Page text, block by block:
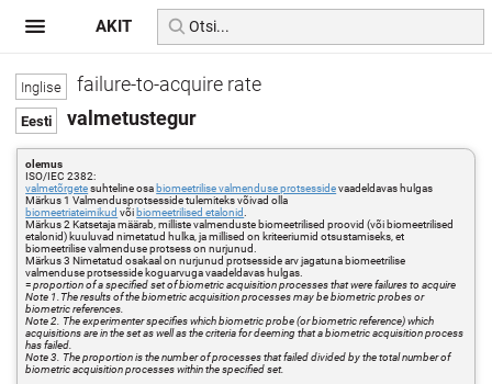
failure-to-acquire rate
valmetustegur
olemus
ISO/IEC 2382:
valmetõrgetesuhteline osa biomeetrilise valmenduse protsessidevaadeldavas hulgas
Märkus 1 Valmendusprotsesside tulemiteks võivad olla
biomeetriateimikud või biomeetrilised etalonid
Märkus 2 Katsetaja määrab, milliste valmenduste biomeetrilised proovid (või biomeetrilised
etalonid) kuuluvad nimetatud hulka, ja millised on kriteeriumid otsustamiseks, et
biomeetrilise valmenduse protsess on nurjunud.
Märkus 3 Nimetatud osakaal on nurjunud protsesside arv jagatuna biomeetrilise
valmenduse protsesside koguarvuga vaadeldavas hulgas.
=proportion of a specified set of biometric acquisition processes that were failures to acquire
Note 1.The results of the biometric acquisition processes may be biometric probes or
biometric references.
Note 2. The experimenter specifies which biometric probe (or biometric reference) which
acquisitions are in the set as well as the criteria for deeming that a biometric acquisition process
has failed.
Note 3. The proportion is the number of processes that failed divided by the total number of
biometric acquisition processes within the specified set.
AKIT